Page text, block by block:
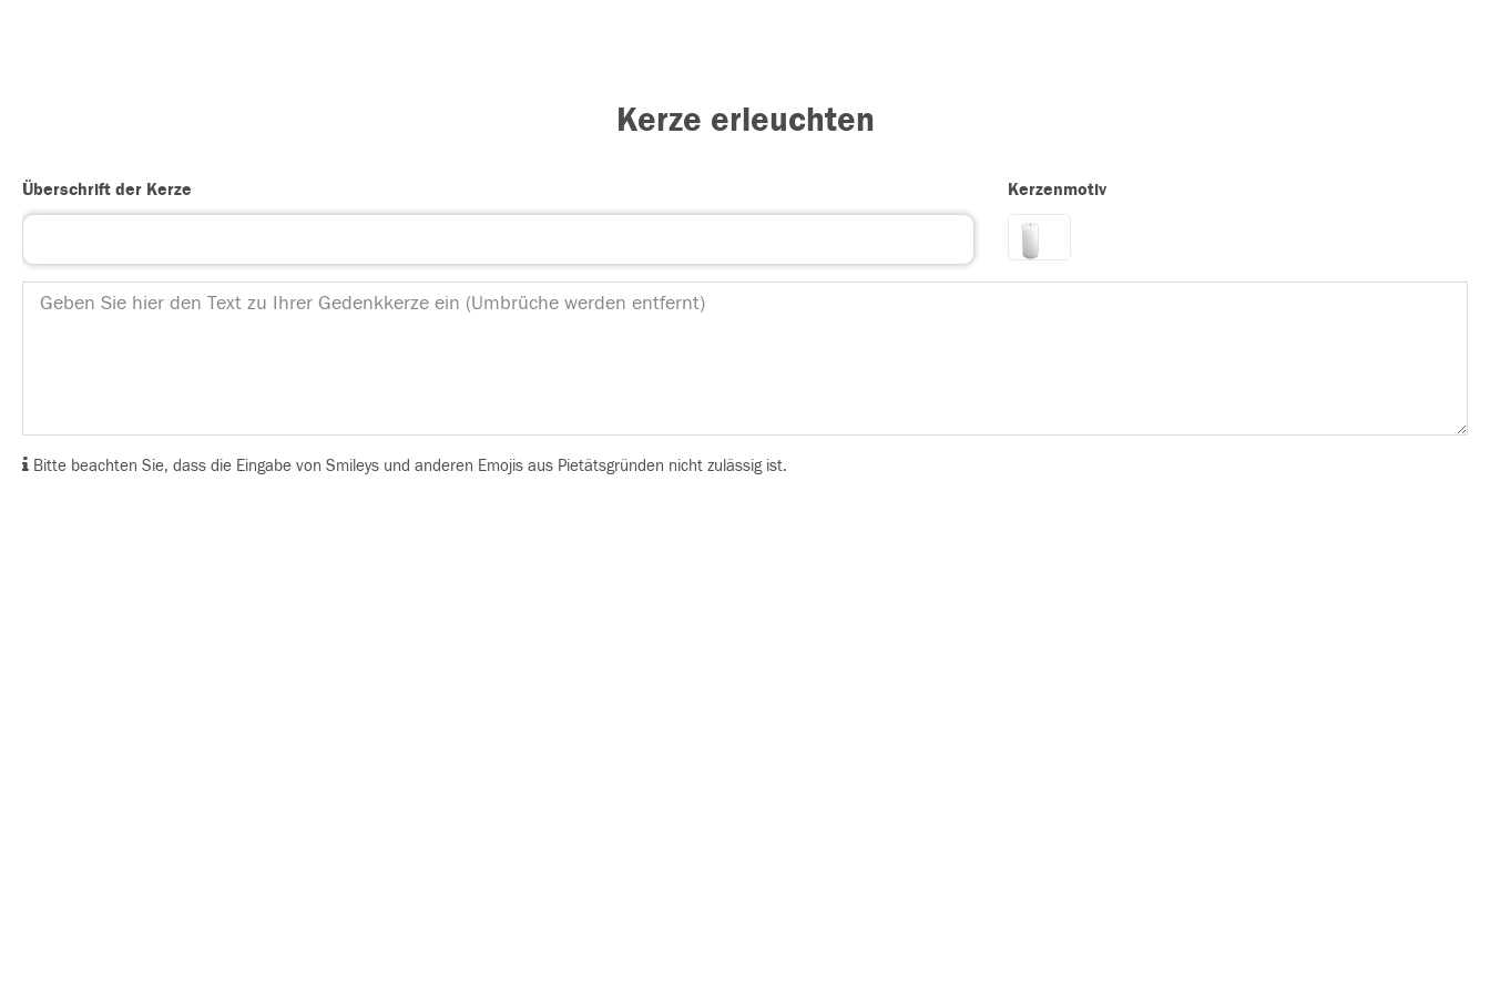
Kerze erleuchten
Überschrift der Kerze Kerzenmotiv
Bitte beachten Sie, dass die Eingabe von Smileys und anderen Emojis aus Pietätsgründen nicht zulässig ist.